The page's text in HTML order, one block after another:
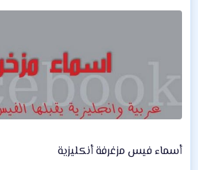
أسماء فيس مزغرفة أنكليزية